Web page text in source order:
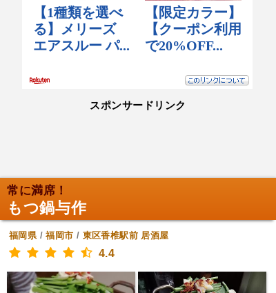
スポンサードリンク
常に満席！
もつ鍋与作
福岡県/福岡市 / 東区香椎駅前 居酒屋
4.4